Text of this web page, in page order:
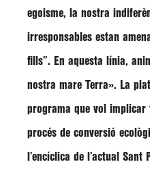
egoisme, la nostra
irresponsables estan
fills”. En aquesta línia,
nostra mare Terra». La
programa que vol
procés de conversió
l’encíclica de l’actual Sant